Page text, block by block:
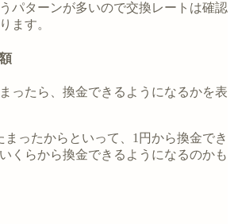
パターンが多いので交換レートは確認
ます。
ったら、換金できるようになるかを表
まったからといって、1円から換金でき
くらから換金できるようになるのかも